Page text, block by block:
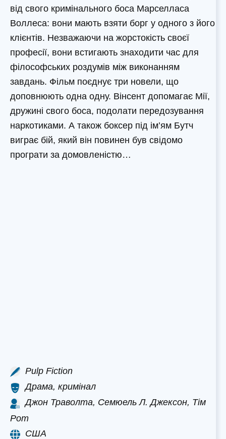
від свого кримінального боса Марселласа
Воллеса: вони мають взяти борг у одного з його
клієнтів. Незважаючи на жорстокість своєї
професії, вони встигають знаходити час для
філософських роздумів між виконанням
завдань. Фільм поєднує три новели, що
доповнюють одна одну. Вінсент допомагає Мії,
дружині свого боса, подолати передозування
наркотиками. А також боксер під ім’ям Бутч
виграє бій, який він повинен був свідомо
програти за домовленістю…
Pulp Fiction
Драма, кримінал
Джон Траволта, Семюель Л. Джексон, Тім
Рот
США